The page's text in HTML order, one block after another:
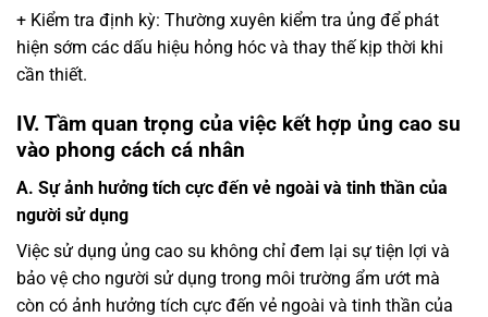
+ Kiểm tra định kỳ: Thường xuyên kiểm tra ủng để phát
hiện sớm các dấu hiệu hỏng hóc và thay thế kịp thời khi
cần thiết.
IV. Tầm quan trọng của việc kết hợp ủng cao su
vào phong cách cá nhân
A. Sự ảnh hưởng tích cực đến vẻ ngoài và tinh thần của
người sử dụng
Việc sử dụng ủng cao su không chỉ đem lại sự tiện lợi và
bảo vệ cho người sử dụng trong môi trường ẩm ướt mà
còn có ảnh hưởng tích cực đến vẻ ngoài và tinh thần của